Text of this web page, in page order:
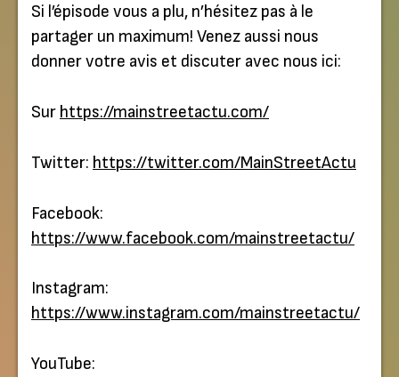
Si l’épisode vous a plu, n’hésitez pas à le
partager un maximum! Venez aussi nous
donner votre avis et discuter avec nous ici:
Sur https://mainstreetactu.com/
Twitter: https://twitter.com/MainStreetActu
Facebook:
https://www.facebook.com/mainstreetactu/
Instagram:
https://www.instagram.com/mainstreetactu/
YouTube: